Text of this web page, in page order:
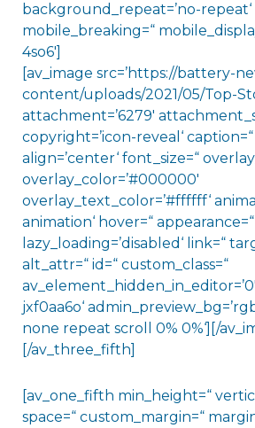
background_repeat=’no-repeat‘
mobile_breaking=“
4so6′]
[av_image src=’https://battery-
content/uploads/2021/05/Top-
attachment=’6279′
copyright=’icon-reveal‘
align=’center‘ font_size=“
overlay_color=’#000000′
overlay_text_color=’#ffffff‘
animation‘ hover=“ appearance=“
lazy_loading=’disabled‘ link=“
alt_attr=“ id=“ custom_class=“
jxf0aa6o‘
none repeat scroll 0% 0%‘][/
[/av_three_fifth]
[av_one_fifth min_height=“
space=“ custom_margin=“